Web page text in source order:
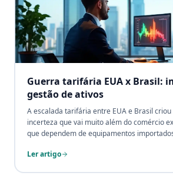
Guerra tarifária EUA x Brasil:
gestão de ativos
A escalada tarifária entre EUA e Brasil
incerteza que vai muito além do comércio
que dependem de equipamentos
com componentes vindos de fora enfrentam
Ler artigo